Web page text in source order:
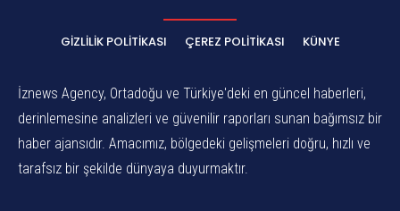
GIZLILIK POLITIKASI ÇEREZ POLITIKASI KÜNYE
İznews Agency, Ortadoğu ve Türkiye'deki en güncel haberleri,
derinlemesine analizleri ve güvenilir raporları sunan bağımsız bir
haber ajansıdır. Amacımız, bölgedeki gelişmeleri doğru, hızlı ve
tarafsız bir şekilde dünyaya duyurmaktır.